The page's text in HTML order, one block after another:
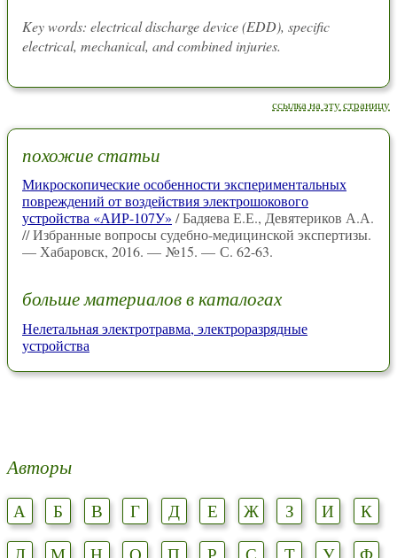
Key words: electrical discharge device (EDD), specific
electrical, mechanical, and combined injuries.
ссылка на эту страницу
похожие статьи
Микроскопические особенности экспериментальных
повреждений от воздействия электрошокового
устройства «АИР-107У» / Бадяева Е.Е., Девятериков А.А.
// Избранные вопросы судебно-медицинской экспертизы.
— Хабаровск, 2016. — №15. — С. 62-63.
больше материалов в каталогах
Нелетальная электротравма, электроразрядные
устройства
Авторы
А Б В Г Д Е Ж З И
К